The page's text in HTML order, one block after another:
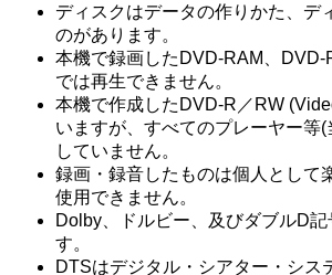
ディスクはデータの作りかた、デ
のがあります。
本機で録画したDVD-RAM、
では再生できません。
本機で作成したDVD-R／RW
いますが、すべてのプレーヤー等
していません。
録画・録音したものは個人として
使用できません。
Dolby、ドルビー、及びダブルD
す。
DTSはデジタル・シアター・シス